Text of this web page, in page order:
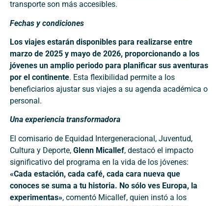
transporte son más accesibles.
Fechas y condiciones
Los viajes estarán disponibles para realizarse entre
marzo de 2025 y mayo de 2026, proporcionando a los
jóvenes un amplio periodo para planificar sus aventuras
por el continente. Esta flexibilidad permite a los
beneficiarios ajustar sus viajes a su agenda académica o
personal.
Una experiencia transformadora
El comisario de Equidad Intergeneracional, Juventud,
Cultura y Deporte, Glenn Micallef, destacó el impacto
significativo del programa en la vida de los jóvenes:
«Cada estación, cada café, cada cara nueva que
conoces se suma a tu historia. No sólo ves Europa, la
experimentas», comentó Micallef, quien instó a los